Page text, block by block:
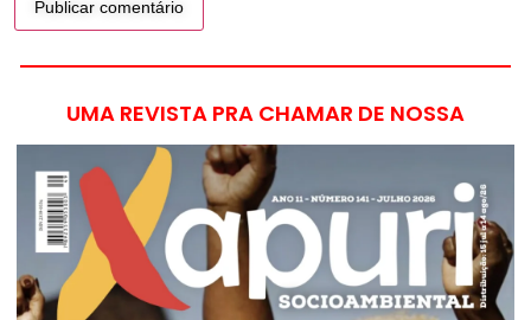
UMA REVISTA PRA CHAMAR DE NOSSA